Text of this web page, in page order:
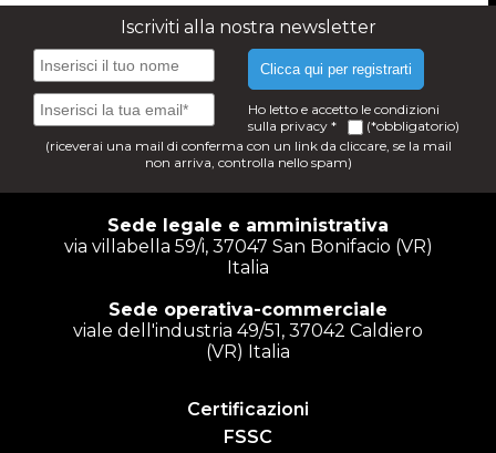
Iscriviti alla nostra newsletter
Clicca qui per registrarti
Ho letto e accetto le condizioni
sulla privacy *
(*obbligatorio)
(riceverai una mail di conferma con un link da cliccare, se la mail
non arriva, controlla nello spam)
Sede legale e amministrativa
via villabella 59/i, 37047 San Bonifacio (VR)
Italia
Sede operativa-commerciale
viale dell'industria 49/51, 37042 Caldiero
(VR) Italia
Certificazioni
FSSC